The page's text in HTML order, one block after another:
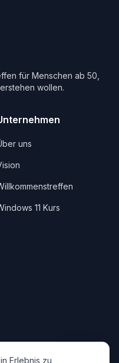
für Menschen ab 50,
wollen.
uns
11 Kurs
Erlebnis zu